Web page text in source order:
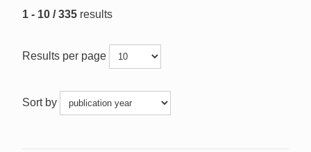
1 - 10 / 335 results
Results per page
Sort by